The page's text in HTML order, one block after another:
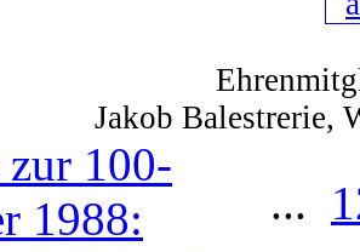
Jakob Balestrerie,
...